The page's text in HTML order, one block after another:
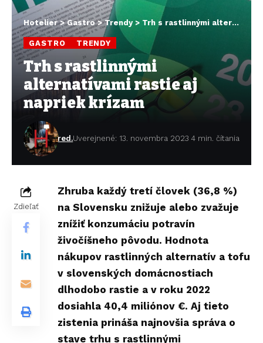
Hotelier>Gastro>Trendy> Trh s rastlinnými alternatívami rastie aj napriek krízam
GASTRO TRENDY
Trh s rastlinnými
alternatívami rastie aj
napriek krízam
red.Uverejnené: 13. novembra 2023 4 min. čítania
Zdieľať
Zhruba každý tretí človek (36,8 %)
na Slovensku znižuje alebo zvažuje
znížiť konzumáciu potravín
živočíšneho pôvodu. Hodnota
nákupov rastlinných alternatív a tofu
v slovenských domácnostiach
dlhodobo rastie a v roku 2022
dosiahla 40,4 miliónov €. Aj tieto
zistenia prináša najnovšia správa o
stave trhu s rastlinnými